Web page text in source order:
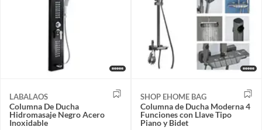
LABALAOS
Columna De Ducha
Hidromasaje Negro Acero
Inoxidable
SHOP EHOME BAG
Columna de Ducha Moderna 4
Funciones con Llave Tipo
Piano y Bidet